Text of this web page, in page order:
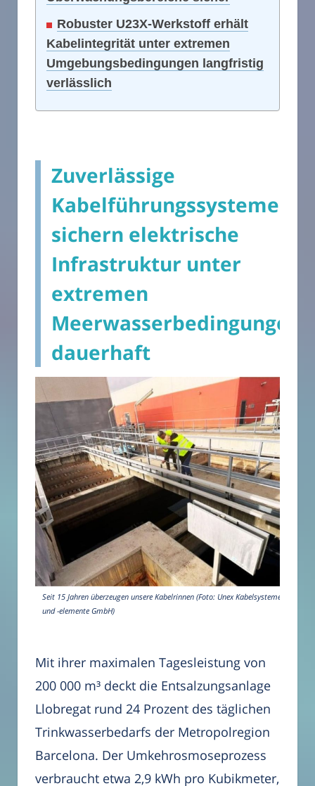
Robuster U23X-Werkstoff erhält
Kabelintegrität unter extremen
Umgebungsbedingungen langfristig
verlässlich
Zuverlässige
Kabelführungssysteme
sichern elektrische
Infrastruktur unter
extremen
Meerwasserbedingungen
dauerhaft
Seit 15 Jahren überzeugen unsere Kabelrinnen (Foto: Unex Kabelsysteme
und -elemente GmbH)
Mit ihrer maximalen Tagesleistung von
200 000 m³ deckt die Entsalzungsanlage
Llobregat rund 24 Prozent des täglichen
Trinkwasserbedarfs der Metropolregion
Barcelona. Der Umkehrosmoseprozess
verbraucht etwa 2,9 kWh pro Kubikmeter,